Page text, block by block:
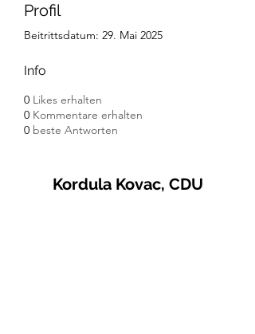
Profil
Beitrittsdatum: 29. Mai 2025
Info
0 Likes erhalten
0 Kommentare erhalten
0 beste Antworten
Kordula Kovac, CDU